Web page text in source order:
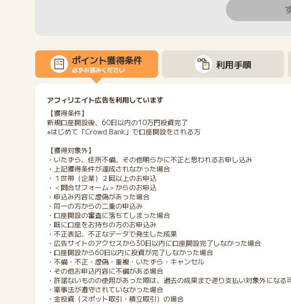
ポイント獲得条件
必ずお読みください 利用手順
アフィリエイト広告を利用しています
【獲得条件】
新規口座開設後、60日以内の10万円投資完了
※はじめて「Crowd Bank」で口座開設をされる方
【獲得対象外】
・いたずら、住所不備、その他明らかに不正と思われるお申し込み
・上記獲得条件が達成されなかった場合
・１世帯（企業）２回以上のお申込
・＜問合せフォーム＞からのお申込
・申込み内容に虚偽があった場合
・同一の方からの二重の申込み
・口座開設の審査に落ちてしまった場合
・既に口座をお持ちの方のお申込み
・不正表記、不正なデータで発生した成果
・広告サイトのアクセスから30日以内に口座開設完了しなかった場合
・口座開設から60日以内に投資が完了しなかった場合
・不備・不正・虚偽・重複・いたずら・キャンセル
・その他お申込内容に不備がある場合
・許諾ないものの使用があった際は、過去の成果まで遡り支払い対象外になる
・薬事法が遵守されていなかった場合
・金投資（スポット取引・積立取引）の場合